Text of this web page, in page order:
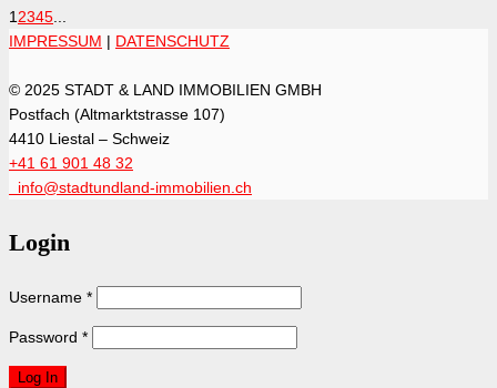
1 2345
IMPRESSUM | DATENSCHUTZ
© 2025 STADT & LAND IMMOBILIEN GMBH
Postfach (Altmarktstrasse 107)
4410 Liestal – Schweiz
+41 61 901 48 32
info@stadtundland-immobilien.ch
Login
Username *
Password *